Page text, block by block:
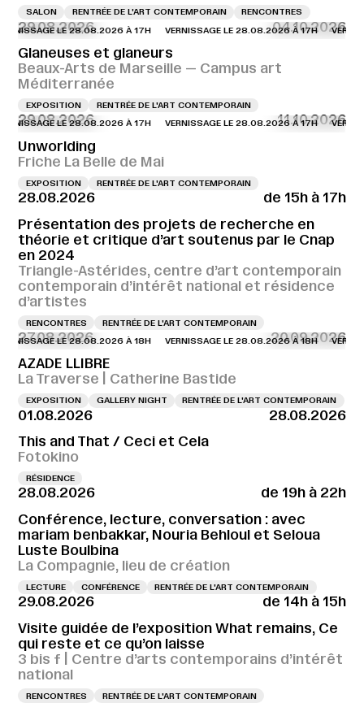
SALON RENTRÉE DE L'ART CONTEMPORAIN RENCONTRES
29.08.2026 04.10.2026
LE 28.08.2026 À 17H VERNISSAGE LE 28.08.2026 À 17H
Glaneuses et glaneurs
Beaux-Arts de Marseille — Campus art
Méditerranée
EXPOSITION RENTRÉE DE L'ART CONTEMPORAIN
29.08.2026 11.10.2026
LE 28.08.2026 À 17H VERNISSAGE LE 28.08.2026 À 17H
Unworlding
Friche La Belle de Mai
EXPOSITION RENTRÉE DE L'ART CONTEMPORAIN
28.08.2026
de 15h à 17h
Présentation des projets de recherche en
théorie et critique d’art soutenus par le Cnap
en 2024
Triangle-Astérides, centre d’art contemporain
contemporain d’intérêt national et résidence
d’artistes
RENCONTRES RENTRÉE DE L'ART CONTEMPORAIN
27.08.2026 20.09.2026
LE 28.08.2026 À 18H VERNISSAGE LE 28.08.2026 À 18H
AZADE LLIBRE
La Traverse | Catherine Bastide
EXPOSITION GALLERY NIGHT RENTRÉE DE L'ART CONTEMPORAIN
01.08.2026
28.08.2026
This and That / Ceci et Cela
Fotokino
RÉSIDENCE
28.08.2026
de 19h à 22h
Conférence, lecture, conversation : avec
mariam benbakkar, Nouria Behloul et Seloua
Luste Boulbina
La Compagnie, lieu de création
LECTURE CONFÉRENCE RENTRÉE DE L'ART CONTEMPORAIN
29.08.2026
de 14h à 15h
Visite guidée de l’exposition What remains, Ce
qui reste et ce qu’on laisse
3 bis f | Centre d’arts contemporains d’intérêt
national
RENCONTRES RENTRÉE DE L'ART CONTEMPORAIN